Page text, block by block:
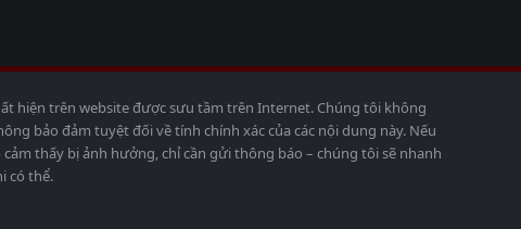
hiện trên website được sưu tầm trên Internet. Chúng tôi không
bảo đảm tuyệt đối về tính chính xác của các nội dung này. Nếu
thấy bị ảnh hưởng, chỉ cần gửi thông báo – chúng tôi sẽ nhanh
có thể.